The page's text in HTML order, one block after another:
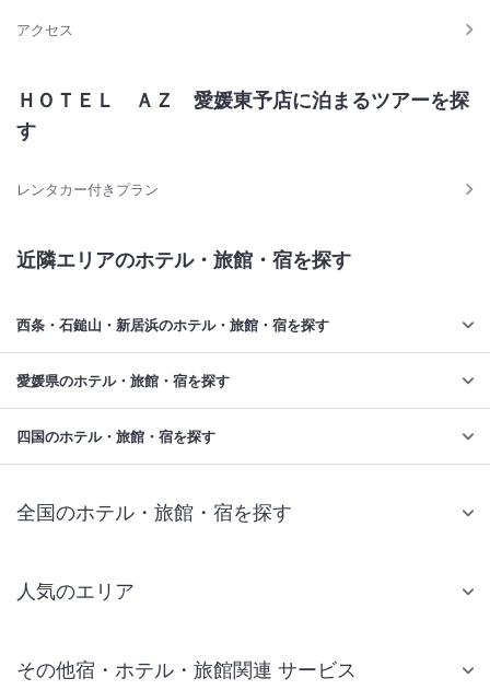
アクセス
ＨＯＴＥＬ ＡＺ 愛媛東予店に泊まるツアーを探
す
レンタカー付きプラン
近隣エリアのホテル・旅館・宿を探す
西条・石鎚山・新居浜のホテル・旅館・宿を探す
愛媛県のホテル・旅館・宿を探す
四国のホテル・旅館・宿を探す
全国のホテル・旅館・宿を探す
人気のエリア
仙台 ホテル
その他宿・ホテル・旅館関連 サービス